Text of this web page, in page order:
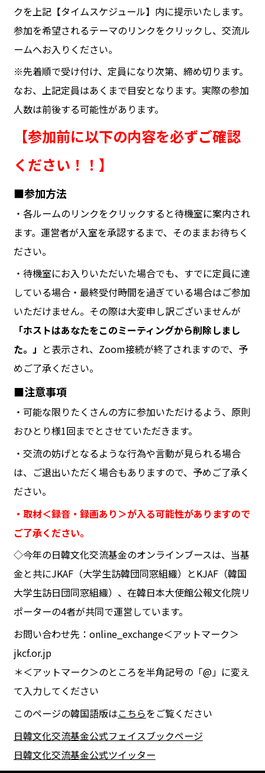
クを上記【タイムスケジュール】内に提示いたします。
参加を希望されるテーマのリンクをクリックし、交流ル
ームへお入りください。
※先着順で受け付け、定員になり次第、締め切ります。
なお、上記定員はあくまで目安となります。実際の参加
人数は前後する可能性があります。
【参加前に以下の内容を必ずご確認
ください！！】
■参加方法
・各ルームのリンクをクリックすると待機室に案内され
ます。運営者が入室を承認するまで、そのままお待ちく
ださい。
・待機室にお入りいただいた場合でも、すでに定員に達
している場合・最終受付時間を過ぎている場合はご参加
いただけません。その際は大変申し訳ございませんが
「ホストはあなたをこのミーティングから削除しまし
た。」 と表示され、Zoom接続が終了されますので、予
めご了承ください。
■注意事項
・可能な限りたくさんの方に参加いただけるよう、原則
おひとり様1回までとさせていただきます。
・交流の妨げとなるような行為や言動が見られる場合
は、ご退出いただく場合もありますので、予めご了承く
ださい。
・取材＜録音・録画あり＞が入る可能性がありますので
ご了承ください。
◇今年の日韓文化交流基金のオンラインブースは、当基
金と共にJKAF（大学生訪韓団同窓組織）とKJAF（韓国
大学生訪日団同窓組織）、在韓日本大使館公報文化院リ
ポーターの4者が共同で運営しています。
お問い合わせ先：online_exchange＜アットマーク＞
jkcf.or.jp
＊＜アットマーク＞のところを半角記号の「@」に変え
て入力してください
このページの韓国語版はこちらをご覧ください
日韓文化交流基金公式フェイスブックページ
日韓文化交流基金公式ツイッター